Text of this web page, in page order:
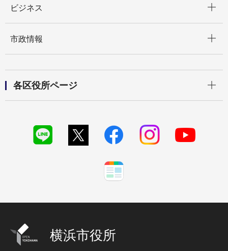
ビジネス
市政情報
各区役所ページ
横浜市役所